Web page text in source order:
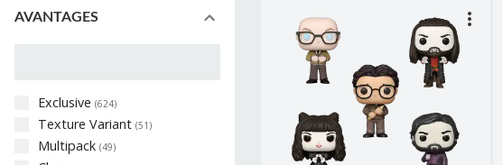
AVANTAGES
Exclusive (624)
Texture Variant (51 )
Multipack (49)